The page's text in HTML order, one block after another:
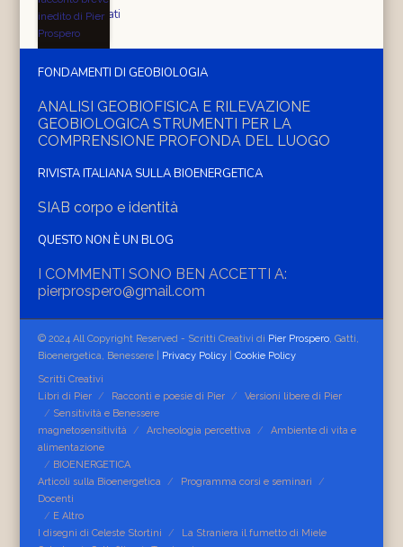
Eventi segnalati
FONDAMENTI DI GEOBIOLOGIA
ANALISI GEOBIOFISICA E RILEVAZIONE
GEOBIOLOGICA STRUMENTI PER LA
COMPRENSIONE PROFONDA DEL LUOGO
RIVISTA ITALIANA SULLA BIOENERGETICA
SIAB corpo e identità
QUESTO NON È UN BLOG
I COMMENTI SONO BEN ACCETTI A:
pierprospero@gmail.com
© 2024 All Copyright Reserved - Scritti Creativi di Pier Prospero, Gatti,
Bioenergetica, Benessere | Privacy Policy |Cookie Policy
Scritti Creativi
Libri di Pier
Racconti e poesie di Pier
Versioni libere di Pier
Sensitività e Benessere
magnetosensitività
Archeologia percettiva
Ambiente di vita e
alimentazione
BIOENERGETICA
Articoli sulla Bioenergetica
Programma corsi e seminari
Docenti
E Altro
I disegni di Celeste Stortini
La Straniera il fumetto di Miele